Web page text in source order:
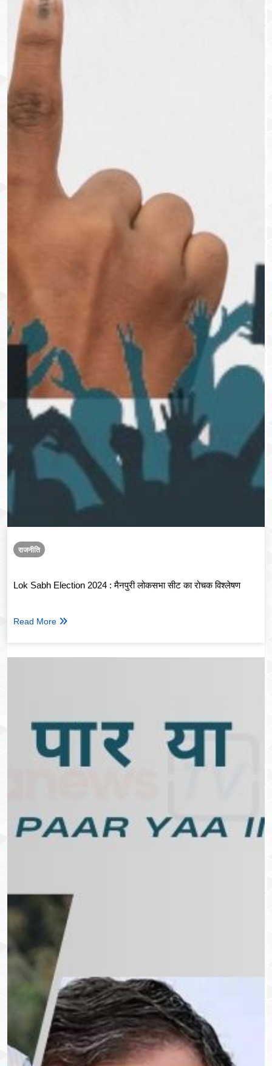
राजनीति
Lok Sabh Election 2024 : मैनपुरी लोकसभा सीट का रोचक विश्लेषण
Read More